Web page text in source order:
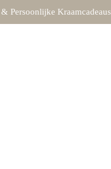
Persoonlijke Kraamcadeaus